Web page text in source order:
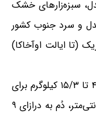
سبزه‌زارهای خشک
و سرد جنوب کشور
(تا ایالت اوآخاکا)
وزن ۶/۴ تا ۱۸/۳ کیلوگرم برای نرها و ۴ تا ۱۵/۳ کیلوگرم برای
ماده‌ها، سر و بدن به درازای ۴۷/۵ تا ۱۲۵ سانتی‌متر، دُم به درازای ۹